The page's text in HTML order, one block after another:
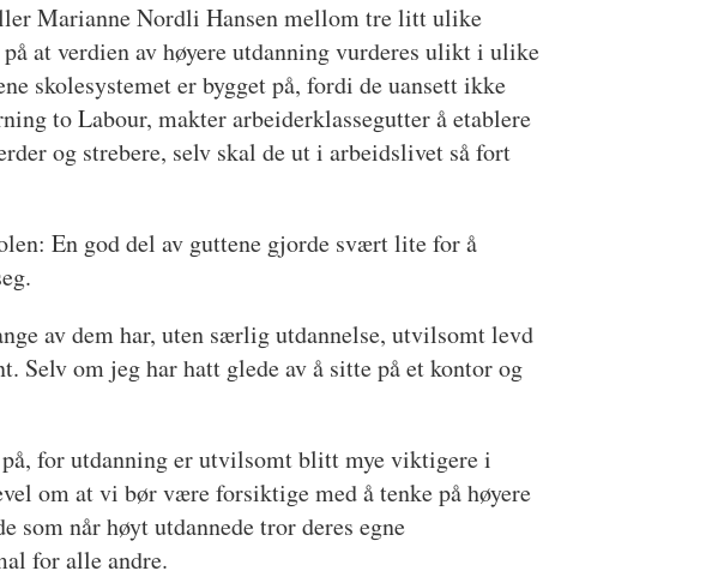
Marianne Nordli Hansen mellom tre litt ulike
at verdien av høyere utdanning vurderes ulikt i ulike
skolesystemet er bygget på, fordi de uansett ikke
to Labour, makter arbeiderklassegutter å etablere
og strebere, selv skal de ut i arbeidslivet så fort
En god del av guttene gjorde svært lite for å
av dem har, uten særlig utdannelse, utvilsomt levd
om jeg har hatt glede av å sitte på et kontor og
for utdanning er utvilsomt blitt mye viktigere i
om at vi bør være forsiktige med å tenke på høyere
når høyt utdannede tror deres egne
for alle andre.